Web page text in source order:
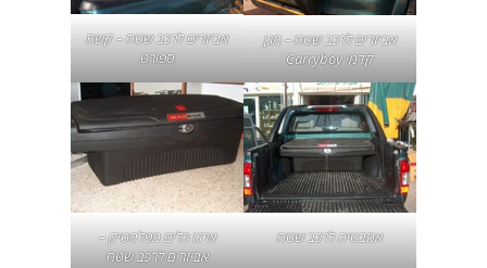
אביזרים לרכב שטח – מגן
קדמי Carryboy
אביזרים לרכב שטח – קשת
ספורט
אמבטיה לרכב שטח
ארגז כלים מפלסטיק –
אביזרים לרכב שטח